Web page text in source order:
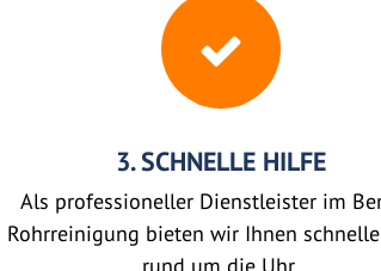
3. SCHNELLE HILFE
Als professioneller Dienstleister im
Rohrreinigung bieten wir Ihnen